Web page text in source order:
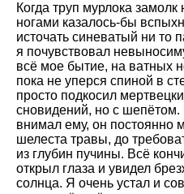
Когда труп мурлока
ногами казалось-бы
источать синеватый ни то
я почувствовал
всё мое бытие, на ватных
пока не уперся спиной в
просто подкосил
сновидений, но с шепётом.
внимал ему, он постоянно
шелеста травы, до
из глубин пучины. Всё
открыл глаза и увидел
солнца. Я очень устал и